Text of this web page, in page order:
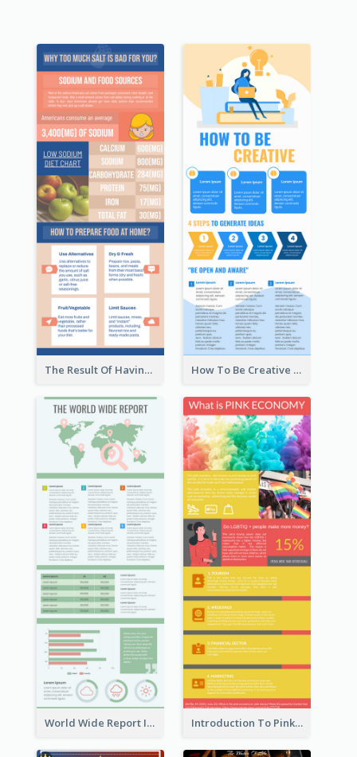
The Result Of Having Excessive Salt Infographic Design How To Be Creative Infographic
World Wide Report Infographic Introduction To Pink Economy Infographic